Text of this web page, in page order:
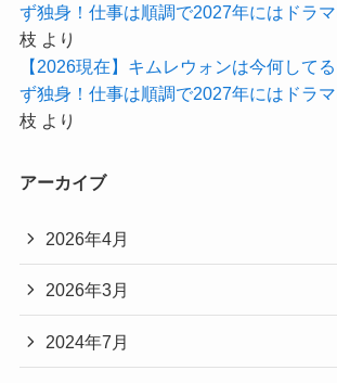
ず独身！仕事は順調で2027年にはドラ
枝 より
【2026現在】キムレウォンは今何して
ず独身！仕事は順調で2027年にはドラ
枝 より
アーカイブ
2026年4月
2026年3月
2024年7月